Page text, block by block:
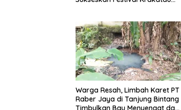
Warga Resah, Limbah Karet PT
Raber Jaya di Tanjung Bintang
Timbulkan Bau Menyengat dan